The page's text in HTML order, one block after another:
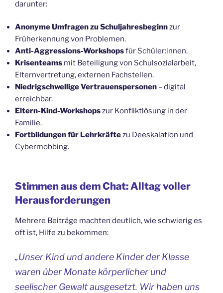
darunter:
Anonyme Umfragen zu Schuljahresbeginnzur
Früherkennung von Problemen.
Anti-Aggressions-Workshopsfür Schüler:innen.
Krisenteams mit Beteiligung von Schulsozialarbeit,
Elternvertretung, externen Fachstellen.
Niedrigschwellige Vertrauenspersonen – digital
erreichbar.
Eltern-Kind-Workshopszur Konfliktlösung in der
Familie.
Fortbildungen für Lehrkräftezu Deeskalation und
Cybermobbing.
Stimmen aus dem Chat: Alltag voller
Herausforderungen
Mehrere Beiträge machten deutlich, wie schwierig es
oft ist, Hilfe zu bekommen:
„Unser Kind und andere Kinder der Klasse
waren über Monate körperlicher und
seelischer Gewalt ausgesetzt. Wir haben uns